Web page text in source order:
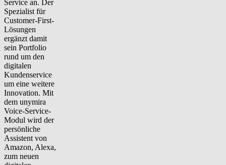
Service an. Der
Spezialist für
Customer-First-
Lösungen
ergänzt damit
sein Portfolio
rund um den
digitalen
Kundenservice
um eine weitere
Innovation. Mit
dem unymira
Voice-Service-
Modul wird der
persönliche
Assistent von
Amazon, Alexa,
zum neuen